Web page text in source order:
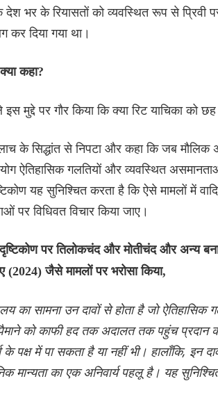
भर के रियासतों को व्यवस्थित रूप से प्रिवी
कर दिया गया था।
कहा?
मुद्दे पर गौर किया कि क्या रिट याचिका को
के सिद्धांत से निपटा और कहा कि जब
ऐतिहासिक गलतियों और व्यवस्थित
यह सुनिश्चित करता है कि ऐसे मामलों में
पर विधिवत विचार किया जाए।
पर तिलोकचंद और मोतीचंद और अन्य
(2024) जैसे मामलों पर भरोसा किया,
का सामना उन दावों से होता है जो
को काफी हद तक अदालत तक पहुंच प्रदान
के पक्ष में पा सकता है या नहीं भी। हालाँकि,
मान्यता का एक अनिवार्य पहलू है। यह